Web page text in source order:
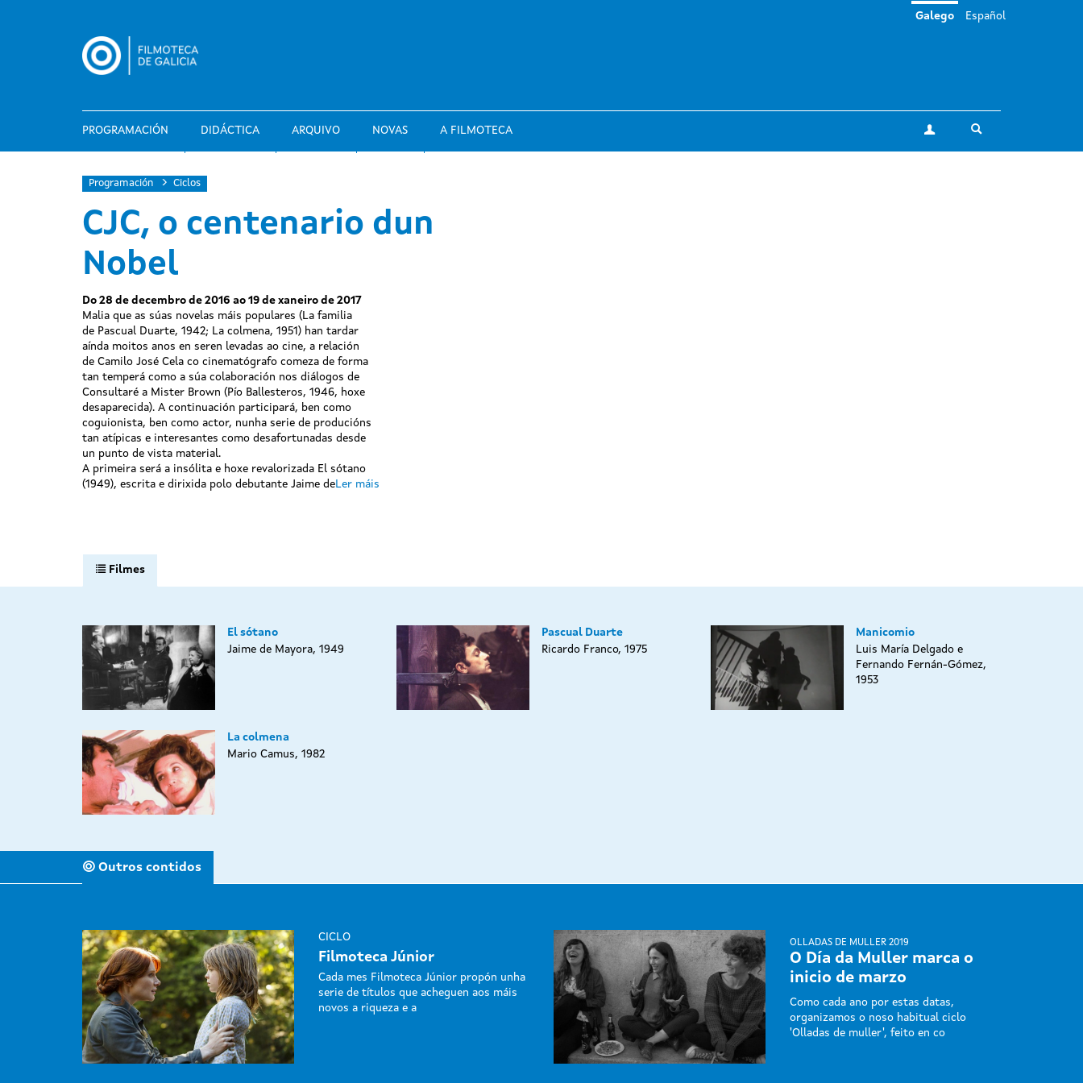
PROGRAMACIÓN DIDÁCTICA ARQUIVO NOVAS A FILMOTECA A miña conta
Galego Español
Programación Ciclos
CJC, o centenario dun
Nobel
Do 28 de decembro de 2016 ao 19 de xaneiro de 2017
Malia que as súas novelas máis populares (La familia
de Pascual Duarte, 1942; La colmena, 1951) han tardar
aínda moitos anos en seren levadas ao cine, a relación
de Camilo José Cela co cinematógrafo comeza de forma
tan temperá como a súa colaboración nos diálogos de
Consultaré a Mister Brown (Pío Ballesteros, 1946, hoxe
desaparecida). A continuación participará, ben como
coguionista, ben como actor, nunha serie de producións
tan atípicas e interesantes como desafortunadas desde
un punto de vista material.
A primeira será a insólita e hoxe revalorizada El sótano
(1949), escrita e dirixida polo debutante Jaime de Ler máis
Filmes
El sótano
Jaime de Mayora, 1949
Pascual Duarte
Ricardo Franco, 1975
Manicomio
Luis María Delgado e
Fernando Fernán-Gómez,
1953
La colmena
Mario Camus, 1982
Outros contidos
CICLO
Filmoteca Júnior
Cada mes Filmoteca Júnior propón unha
serie de títulos que acheguen aos máis
novos a riqueza e a
OLLADAS DE MULLER 2019
O Día da Muller marca o
inicio de marzo
Como cada ano por estas datas,
organizamos o noso habitual ciclo
'Olladas de muller', feito en co